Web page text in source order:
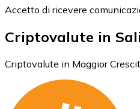
Accetto di ricevere
Criptovalute in
Criptovalute in Maggior